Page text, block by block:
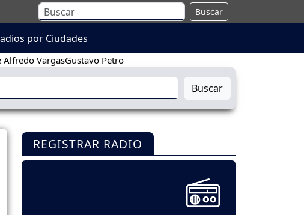
Buscar
por Ciudades
Alfredo VargasGustavo Petro
Buscar
REGISTRAR RADIO